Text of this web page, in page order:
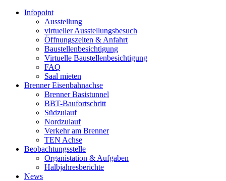
Infopoint
Ausstellung
virtueller Ausstellungsbesuch
Öffnungszeiten & Anfahrt
Baustellenbesichtigung
Virtuelle Baustellenbesichtigung
FAQ
Saal mieten
Brenner Eisenbahnachse
Brenner Basistunnel
BBT-Baufortschritt
Südzulauf
Nordzulauf
Verkehr am Brenner
TEN Achse
Beobachtungsstelle
Organistation & Aufgaben
Halbjahresberichte
News